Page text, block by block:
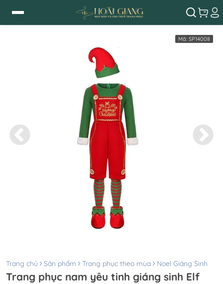
Mã: SP14008
Trang chủ Sản phẩm Trang phục theo mùa Noel Giáng Sinh
Trang phục nam yêu tinh giáng sinh Elf